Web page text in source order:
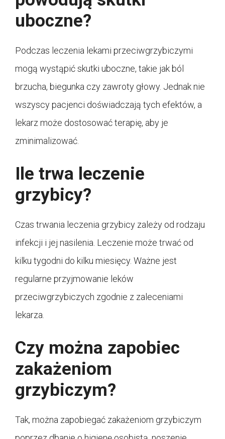
uboczne?
Podczas leczenia lekami przeciwgrzybiczymi
mogą wystąpić skutki uboczne, takie jak ból
brzucha, biegunka czy zawroty głowy. Jednak nie
wszyscy pacjenci doświadczają tych efektów, a
lekarz może dostosować terapię, aby je
zminimalizować.
Ile trwa leczenie
grzybicy?
Czas trwania leczenia grzybicy zależy od rodzaju
infekcji i jej nasilenia. Leczenie może trwać od
kilku tygodni do kilku miesięcy. Ważne jest
regularne przyjmowanie leków
przeciwgrzybiczych zgodnie z zaleceniami
lekarza.
Czy można zapobiec
zakażeniom
grzybiczym?
Tak, można zapobiegać zakażeniom grzybiczym